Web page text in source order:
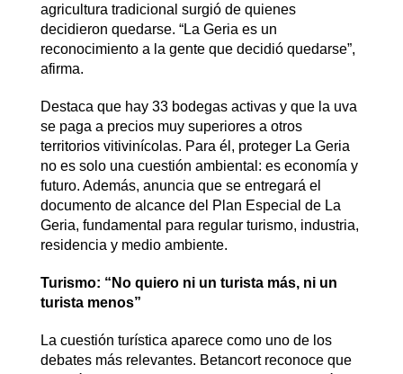
agricultura tradicional surgió de quienes
decidieron quedarse. “La Geria es un
reconocimiento a la gente que decidió quedarse”,
afirma.
Destaca que hay 33 bodegas activas y que la uva
se paga a precios muy superiores a otros
territorios vitivinícolas. Para él, proteger La Geria
no es solo una cuestión ambiental: es economía y
futuro. Además, anuncia que se entregará el
documento de alcance del Plan Especial de La
Geria, fundamental para regular turismo, industria,
residencia y medio ambiente.
Turismo: “No quiero ni un turista más, ni un
turista menos”
La cuestión turística aparece como uno de los
debates más relevantes. Betancort reconoce que